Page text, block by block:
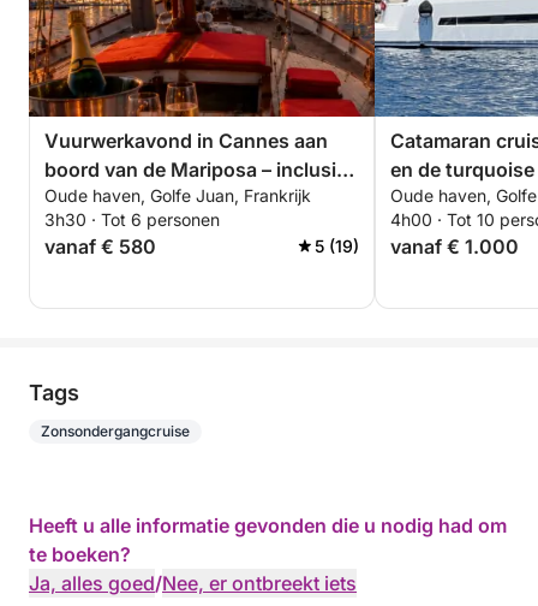
Vuurwerkavond in Cannes aan
boord van de Mariposa – inclusief
gratis champagne. Slechts 6
avonden deze zomer: 4, 14 en 22
juli 4, 15 en 24 augustus
Oude haven, Golfe Juan, Frankrijk
3h30 · Tot 6 personen
vanaf € 580 5 (19)
Catamaran
en de
Franse Rivièra
Oude haven,
4h00 · Tot 10
vanaf € 1.000
Tags
Zonsondergangcruise
Heeft u alle informatie gevonden die u nodig had om
te boeken?
Ja, alles goed/Nee, er ontbreekt iets